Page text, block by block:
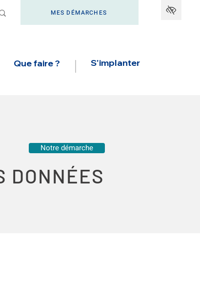
MES DÉMARCHES
Que faire ? S'implanter
Notre démarche
DONNÉES